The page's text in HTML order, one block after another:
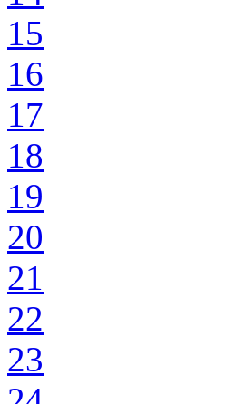
15
16
17
18
19
20
21
22
23